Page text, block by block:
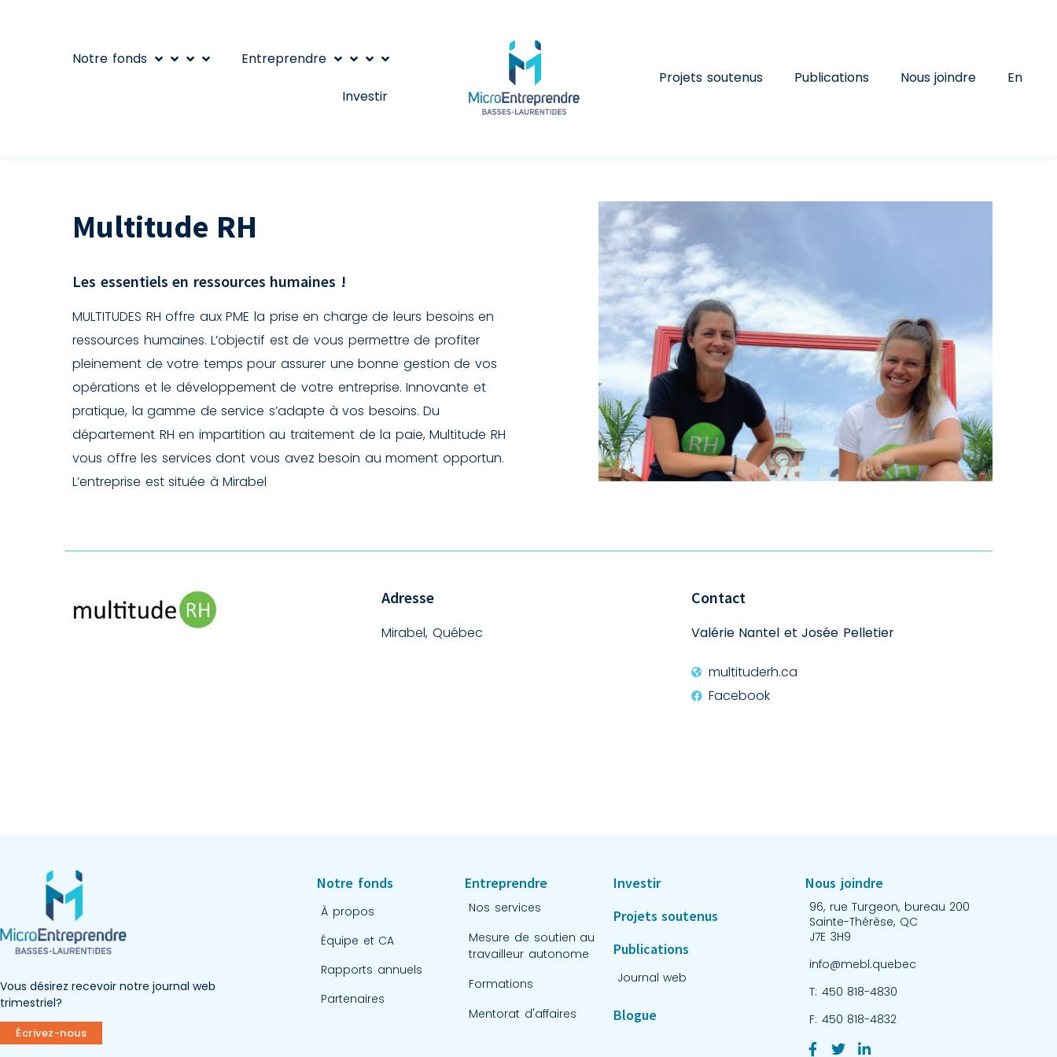
Notre fonds Entreprendre
Investir
Projets soutenus Publications Nous joindre En
Multitude RH
Les essentiels en ressources humaines !
MULTITUDES RH offre aux PME la prise en charge de leurs besoins en
ressources humaines. L’objectif est de vous permettre de profiter
pleinement de votre temps pour assurer une bonne gestion de vos
opérations et le développement de votre entreprise. Innovante et
pratique, la gamme de service s’adapte à vos besoins. Du
département RH en impartition au traitement de la paie, Multitude RH
vous offre les services dont vous avez besoin au moment opportun.
L’entreprise est située à Mirabel
Adresse
Mirabel, Québec
Contact
Valérie Nantel et Josée Pelletier
multituderh.ca
Facebook
Vous désirez recevoir notre journal web
trimestriel?
Écrivez-nous
Notre fonds
À propos
Équipe et CA
Rapports annuels
Partenaires
Entreprendre
Nos services
Mesure de soutien au
travailleur autonome
Formations
Mentorat d'affaires
Investir
Projets soutenus
Publications
Journal web
Blogue
Nous joindre
96, rue Turgeon, bureau 200
Sainte-Thérèse, QC
J7E 3H9
info@mebl.quebec
T: 450 818-4830
F: 450 818-4832